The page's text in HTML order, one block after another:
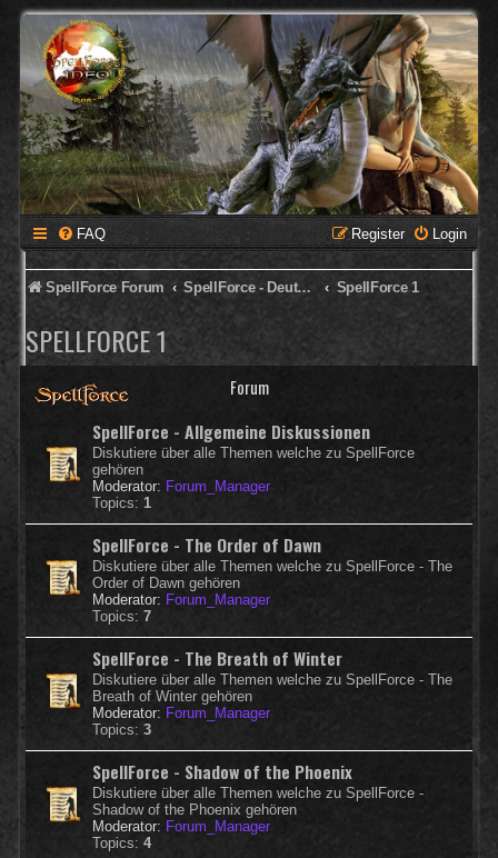
FAQ Login
Register
SpellForce Forum SpellForce - Deutsches Forum SpellForce 1
SPELLFORCE 1
Forum
SpellForce - Allgemeine Diskussionen
Diskutiere über alle Themen welche zu SpellForce
gehören
Moderator: Forum_Manager
Topics: 1
SpellForce - The Order of Dawn
Diskutiere über alle Themen welche zu SpellForce - The
Order of Dawn gehören
Moderator: Forum_Manager
Topics: 7
SpellForce - The Breath of Winter
Diskutiere über alle Themen welche zu SpellForce - The
Breath of Winter gehören
Moderator: Forum_Manager
Topics: 3
SpellForce - Shadow of the Phoenix
Diskutiere über alle Themen welche zu SpellForce -
Shadow of the Phoenix gehören
Moderator: Forum_Manager
Topics: 4